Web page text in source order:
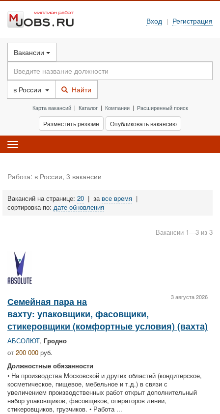
Вход | Регистрация
Вакансии
в России Найти
Карта вакансий| Каталог| Компании| Расширенный поиск
Разместить резюме Опубликовать вакансию
Toggle
navigation
Работа: в России, 3 вакансии
Вакансий на странице: 20 | за все время |
сортировка по: дате обновления
Вакансии 1—3 из 3
3 августа 2026
Семейная пара на
вахту: упаковщики, фасовщики,
стикеровщики (комфортные условия) (вахта)
АБСОЛЮТ, Гродно
от 200 000 руб.
Должностные обязанности
• На производства Московской и других областей (кондитерское,
косметическое, пищевое, мебельное и т.д.) в связи с
увеличением производственных работ открыт дополнительный
набор упаковщиков, фасовщиков, операторов линии,
стикеровщиков, грузчиков. • Работа ...